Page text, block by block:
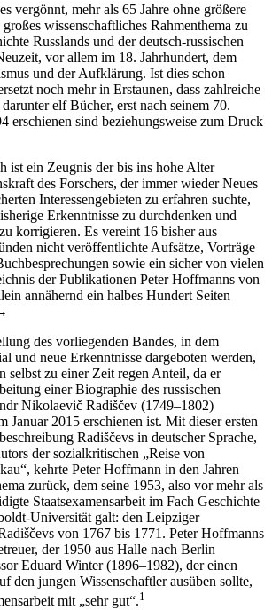
vergönnt, mehr als 65 Jahre ohne größere
wissenschaftliches Rahmenthema zu
Russlands und der deutsch-russischen
vor allem im 18. Jahrhundert, dem
und der Aufklärung. Ist dies schon
noch mehr in Erstaunen, dass zahlreiche
elf Bücher, erst nach seinem 70.
erschienen sind beziehungsweise zum Druck
ist ein Zeugnis der bis ins hohe Alter
des Forschers, der immer wieder Neues
Interessengebieten zu erfahren suchte,
Erkenntnisse zu durchdenken und
korrigieren. Es vereint 16 bisher aus
nicht veröffentlichte Aufsätze, Vorträge
sowie ein sicher von vielen
der Publikationen Peter Hoffmanns von
annähernd ein halbes Hundert Seiten
des vorliegenden Bandes, in dem
und neue Erkenntnisse dargeboten werden,
selbst zu einer Zeit regen Anteil, da er
einer Biographie des russischen
Nikolaevič Radiščev (1749–1802)
Januar 2015 erschienen ist. Mit dieser ersten
Radiščevs in deutscher Sprache,
der sozialkritischen „Reise von
kehrte Peter Hoffmann in den Jahren
zurück, dem seine 1953, also vor mehr als
Staatsexamensarbeit im Fach Geschichte
Universität galt: den Leipziger
von 1767 bis 1771. Peter Hoffmanns
der 1950 aus Halle nach Berlin
Eduard Winter (1896–1982), der einen
den jungen Wissenschaftler ausüben sollte,
mit „sehr gut“.1